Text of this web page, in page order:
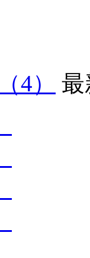
（4）
最